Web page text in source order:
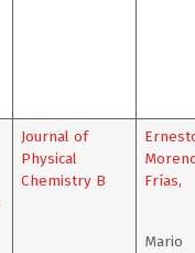
Journal of
Physical
Chemistry B
Frías,
Mario